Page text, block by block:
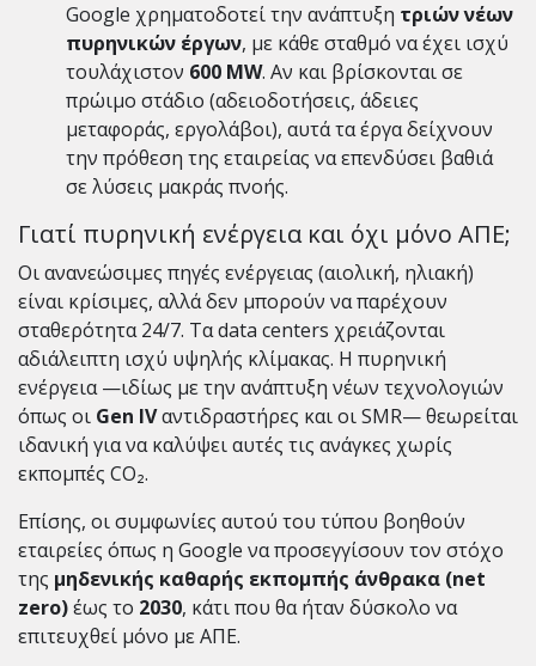
Google χρηματοδοτεί την ανάπτυξη τριών νέων
πυρηνικών έργων, με κάθε σταθμό να έχει ισχύ
τουλάχιστον 600 MW. Αν και βρίσκονται σε
πρώιμο στάδιο (αδειοδοτήσεις, άδειες
μεταφοράς, εργολάβοι), αυτά τα έργα δείχνουν
την πρόθεση της εταιρείας να επενδύσει βαθιά
σε λύσεις μακράς πνοής.
Γιατί πυρηνική ενέργεια και όχι μόνο ΑΠΕ;
Οι ανανεώσιμες πηγές ενέργειας (αιολική, ηλιακή)
είναι κρίσιμες, αλλά δεν μπορούν να παρέχουν
σταθερότητα 24/7. Τα data centers χρειάζονται
αδιάλειπτη ισχύ υψηλής κλίμακας. Η πυρηνική
ενέργεια —ιδίως με την ανάπτυξη νέων τεχνολογιών
όπως οι Gen IVαντιδραστήρες και οι SMR— θεωρείται
ιδανική για να καλύψει αυτές τις ανάγκες χωρίς
εκπομπές CO₂.
Επίσης, οι συμφωνίες αυτού του τύπου βοηθούν
εταιρείες όπως η Google να προσεγγίσουν τον στόχο
της μηδενικής καθαρής εκπομπής άνθρακα (net
zero)έως το 2030, κάτι που θα ήταν δύσκολο να
επιτευχθεί μόνο με ΑΠΕ.